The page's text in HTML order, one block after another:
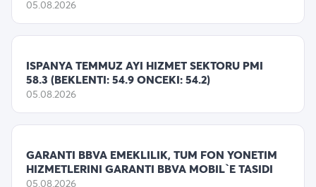
05.08.2026
ISPANYA TEMMUZ AYI HIZMET SEKTORU PMI
58.3 (BEKLENTI: 54.9 ONCEKI: 54.2)
05.08.2026
GARANTI BBVA EMEKLILIK, TUM FON YONETIM
HIZMETLERINI GARANTI BBVA MOBIL`E TASIDI
05.08.2026